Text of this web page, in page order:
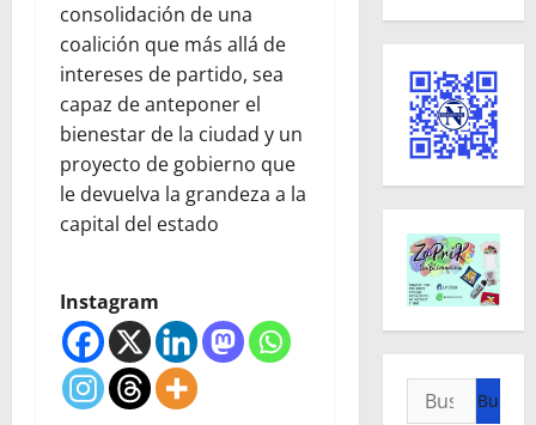
consolidación de una
coalición que más allá de
intereses de partido, sea
capaz de anteponer el
bienestar de la ciudad y un
proyecto de gobierno que
le devuelva la grandeza a la
capital del estado
Instagram
Buscar: